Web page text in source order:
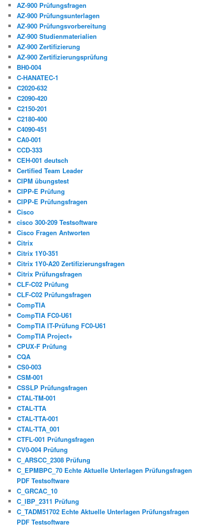
AZ-900 Prüfungsfragen
AZ-900 Prüfungsunterlagen
AZ-900 Prüfungsvorbereitung
AZ-900 Studienmaterialien
AZ-900 Zertifizierung
AZ-900 Zertifizierungsprüfung
BH0-004
C-HANATEC-1
C2020-632
C2090-420
C2150-201
C2180-400
C4090-451
CA0-001
CCD-333
CEH-001 deutsch
Certified Team Leader
CIPM übungstest
CIPP-E Prüfung
CIPP-E Prüfungsfragen
Cisco
cisco 300-209 Testsoftware
Cisco Fragen Antworten
Citrix
Citrix 1Y0-351
Citrix 1Y0-A20 Zertifizierungsfragen
Citrix Prüfungsfragen
CLF-C02 Prüfung
CLF-C02 Prüfungsfragen
CompTIA
CompTIA FC0-U61
CompTIA IT-Prüfung FC0-U61
CompTIA Project+
CPUX-F Prüfung
CQA
CS0-003
CSM-001
CSSLP Prüfungsfragen
CTAL-TM-001
CTAL-TTA
CTAL-TTA-001
CTAL-TTA_001
CTFL-001 Prüfungsfragen
CV0-004 Prüfung
C_ARSCC_2308 Prüfung
C_EPMBPC_70 Echte Aktuelle Unterlagen Prüfungsfragen
PDF Testsoftware
C_GRCAC_10
C_IBP_2311 Prüfung
C_TADM51702 Echte Aktuelle Unterlagen Prüfungsfragen
PDF Testsoftware